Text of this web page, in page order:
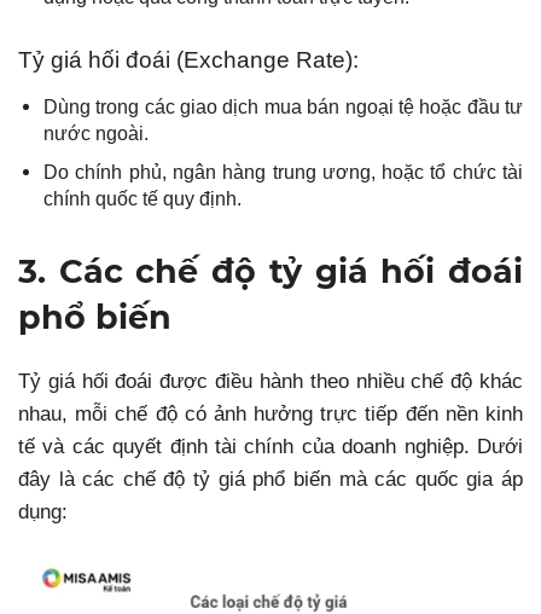
Tỷ giá hối đoái (Exchange Rate):
Dùng trong các giao dịch mua bán ngoại tệ hoặc đầu tư
nước ngoài.
Do chính phủ, ngân hàng trung ương, hoặc tổ chức tài
chính quốc tế quy định.
3. Các chế độ tỷ giá hối đoái
phổ biến
Tỷ giá hối đoái được điều hành theo nhiều chế độ khác
nhau, mỗi chế độ có ảnh hưởng trực tiếp đến nền kinh
tế và các quyết định tài chính của doanh nghiệp. Dưới
đây là các chế độ tỷ giá phổ biến mà các quốc gia áp
dụng: